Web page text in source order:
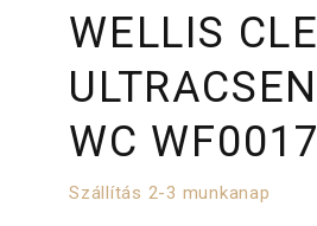
WELLIS
WC
Szállítás 2-3 munkanap